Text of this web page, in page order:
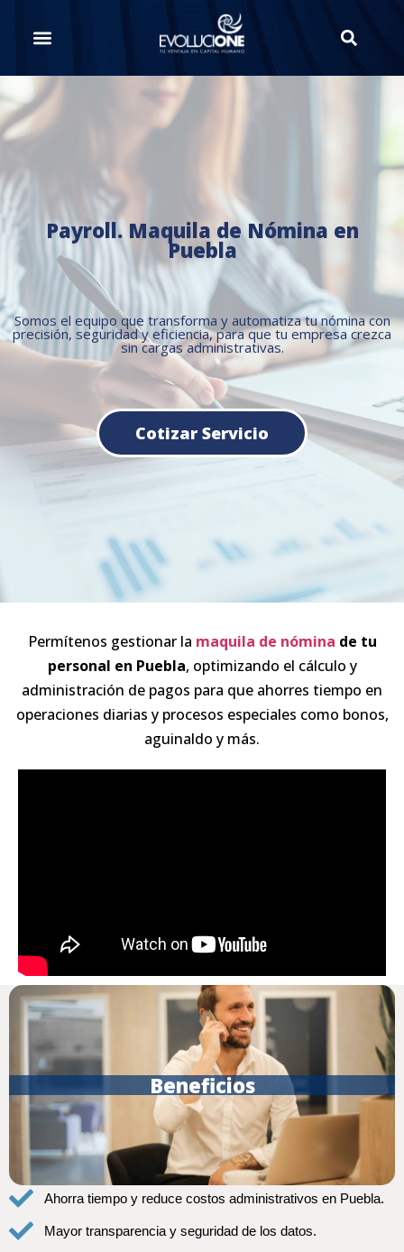
Payroll. Maquila de Nómina en
Puebla
Somos el equipo que transforma y automatiza tu nómina con
precisión, seguridad y eficiencia, para que tu empresa crezca
sin cargas administrativas.
Cotizar Servicio
Permítenos gestionar la maquila de nómina de tu
personal en Puebla, optimizando el cálculo y
administración de pagos para que ahorres tiempo en
operaciones diarias y procesos especiales como bonos,
aguinaldo y más.
Ahorra tiempo y reduce costos administrativos en Puebla.
Mayor transparencia y seguridad de los datos.
Beneficios